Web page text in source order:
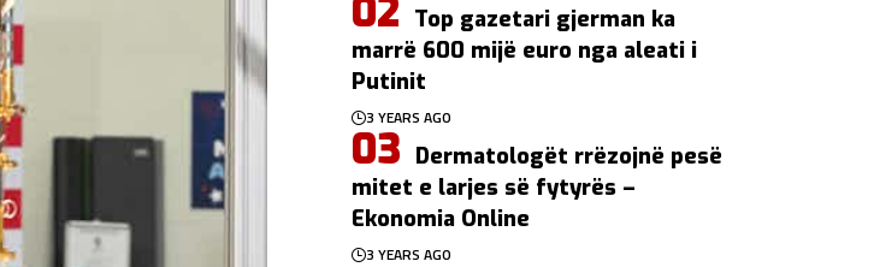
Top gazetari gjerman ka
marrë 600 mijë euro nga aleati i
Putinit
3 YEARS AGO
Dermatologët rrëzojnë pesë
mitet e larjes së fytyrës –
Ekonomia Online
3 YEARS AGO